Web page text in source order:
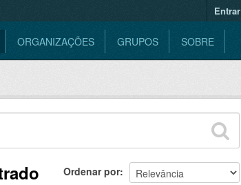
Entrar
ORGANIZAÇÕES GRUPOS SOBRE
Ordenar por